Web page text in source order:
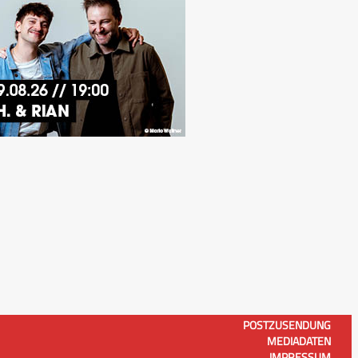
POSTZUSENDUNG
MEDIADATEN